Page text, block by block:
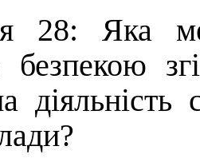
28: Яка
безпекою
діяльність